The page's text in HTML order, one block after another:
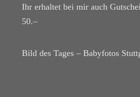
Ihr erhaltet bei mir auch
50.–
Bild des Tages – Babyfotos